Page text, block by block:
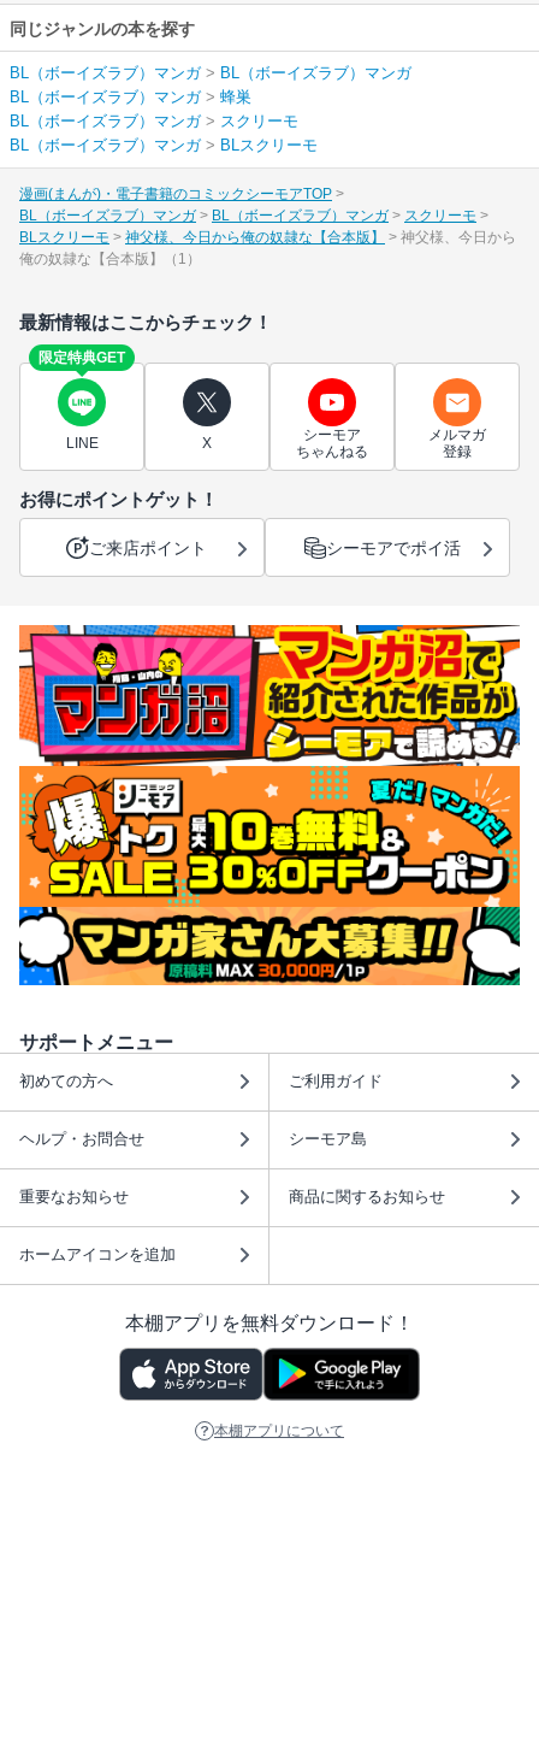
同じジャンルの本を探す
BL（ボーイズラブ）マンガ> BL（ボーイズラブ）マンガ
BL（ボーイズラブ）マンガ> 蜂巣
BL（ボーイズラブ）マンガ> スクリーモ
BL（ボーイズラブ）マンガ> BLスクリーモ
漫画(まんが)・電子書籍のコミックシーモアTOP
BL（ボーイズラブ）マンガ
BL（ボーイズラブ）マンガ
スクリーモ
BLスクリーモ
神父様、今日から俺の奴隷な【合本版】
神父様、今日から
俺の奴隷な【合本版】（1）
最新情報はここからチェック！
限定特典GET
LINE X
シーモア
ちゃんねる
メルマガ
登録
お得にポイントゲット！
ご来店ポイント シーモアでポイ活
サポートメニュー
初めての方へ ご利用ガイド
ヘルプ・お問合せ シーモア島
重要なお知らせ 商品に関するお知らせ
ホームアイコンを追加
本棚アプリを無料ダウンロード！
本棚アプリについて